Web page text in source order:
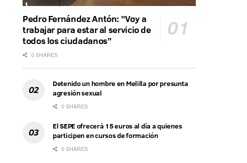
Pedro Fernández Antón: "Voy a
trabajar para estar al servicio de
todos los ciudadanos"
0 SHARES
Detenido un hombre en Melilla por presunta
agresión sexual
0 SHARES
El SEPE ofrecerá 15 euros al día a quienes
participen en cursos de formación
0 SHARES